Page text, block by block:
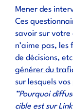
Mener des
Ces
savoir sur votre
n’aime pas, les
de décisions,
générer du
sur lesquels
”Pourquoi
cible est sur